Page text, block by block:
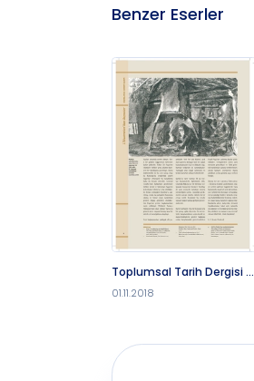
Benzer Eserler
Toplumsal Tarih Dergisi -
01.11.2018